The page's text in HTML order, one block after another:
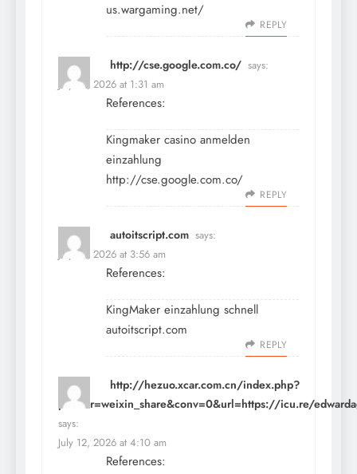
us.wargaming.net/
REPLY
http://cse.google.com.co/ says:
July 12, 2026 at 1:31 am
References:
Kingmaker casino anmelden
einzahlung
http://cse.google.com.co/
REPLY
autoitscript.com says:
July 12, 2026 at 3:56 am
References:
KingMaker einzahlung schnell
autoitscript.com
REPLY
http://hezuo.xcar.com.cn/index.php?
partner=weixin_share&conv=0&url=https://icu.re/
says:
July 12, 2026 at 4:10 am
References: